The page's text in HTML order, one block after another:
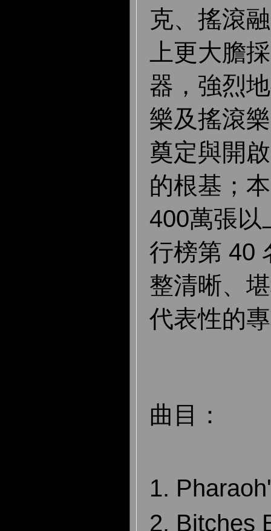
克、搖滾
上更大膽
器，強烈
樂及搖滾
奠定與開
的根基；
400萬張以
行榜第 40
整清晰、
代表性的
曲目：
1.
2. Bitches